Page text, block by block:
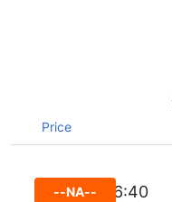
Price
16:40
--NA--